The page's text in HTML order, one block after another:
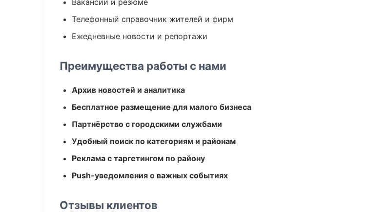
Вакансии и резюме
Телефонный справочник жителей и фирм
Ежедневные новости и репортажи
Преимущества работы с нами
Архив новостей и аналитика
Бесплатное размещение для малого бизнеса
Партнёрство с городскими службами
Удобный поиск по категориям и районам
Реклама с таргетингом по району
Push-уведомления о важных событиях
Отзывы клиентов